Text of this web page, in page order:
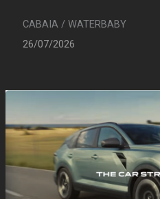
CABAIA / WATERBABY
26/07/2026